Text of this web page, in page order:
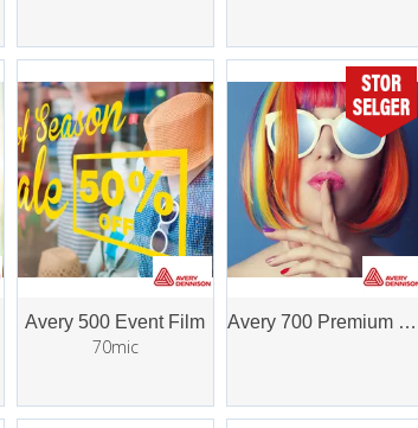
Avery 500 Event Film
70mic
Avery 700 Premium Film